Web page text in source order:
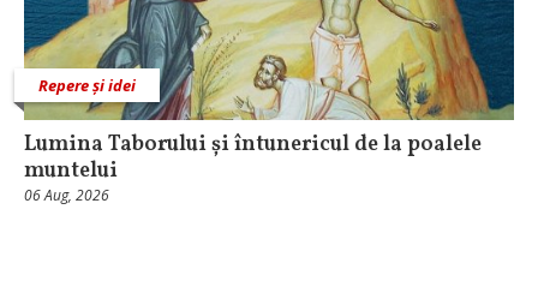
Repere și idei
Lumina Taborului și întunericul de la poalele
muntelui
06 Aug, 2026